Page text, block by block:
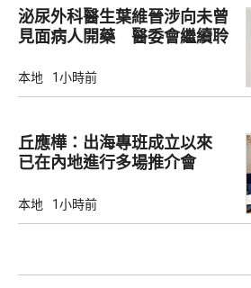
泌尿外科醫生葉維晉涉向未曾
見面病人開藥 醫委會繼續聆
本地 1小時前
丘應樺：出海專班成立以來
已在內地進行多場推介會
本地 1小時前